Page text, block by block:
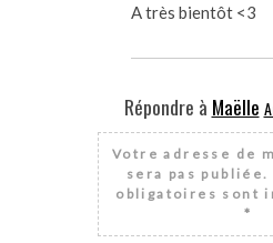
A très bientôt <3
Répondre à Maëlle
Votre adresse de
sera pas publiée.
obligatoires sont
*